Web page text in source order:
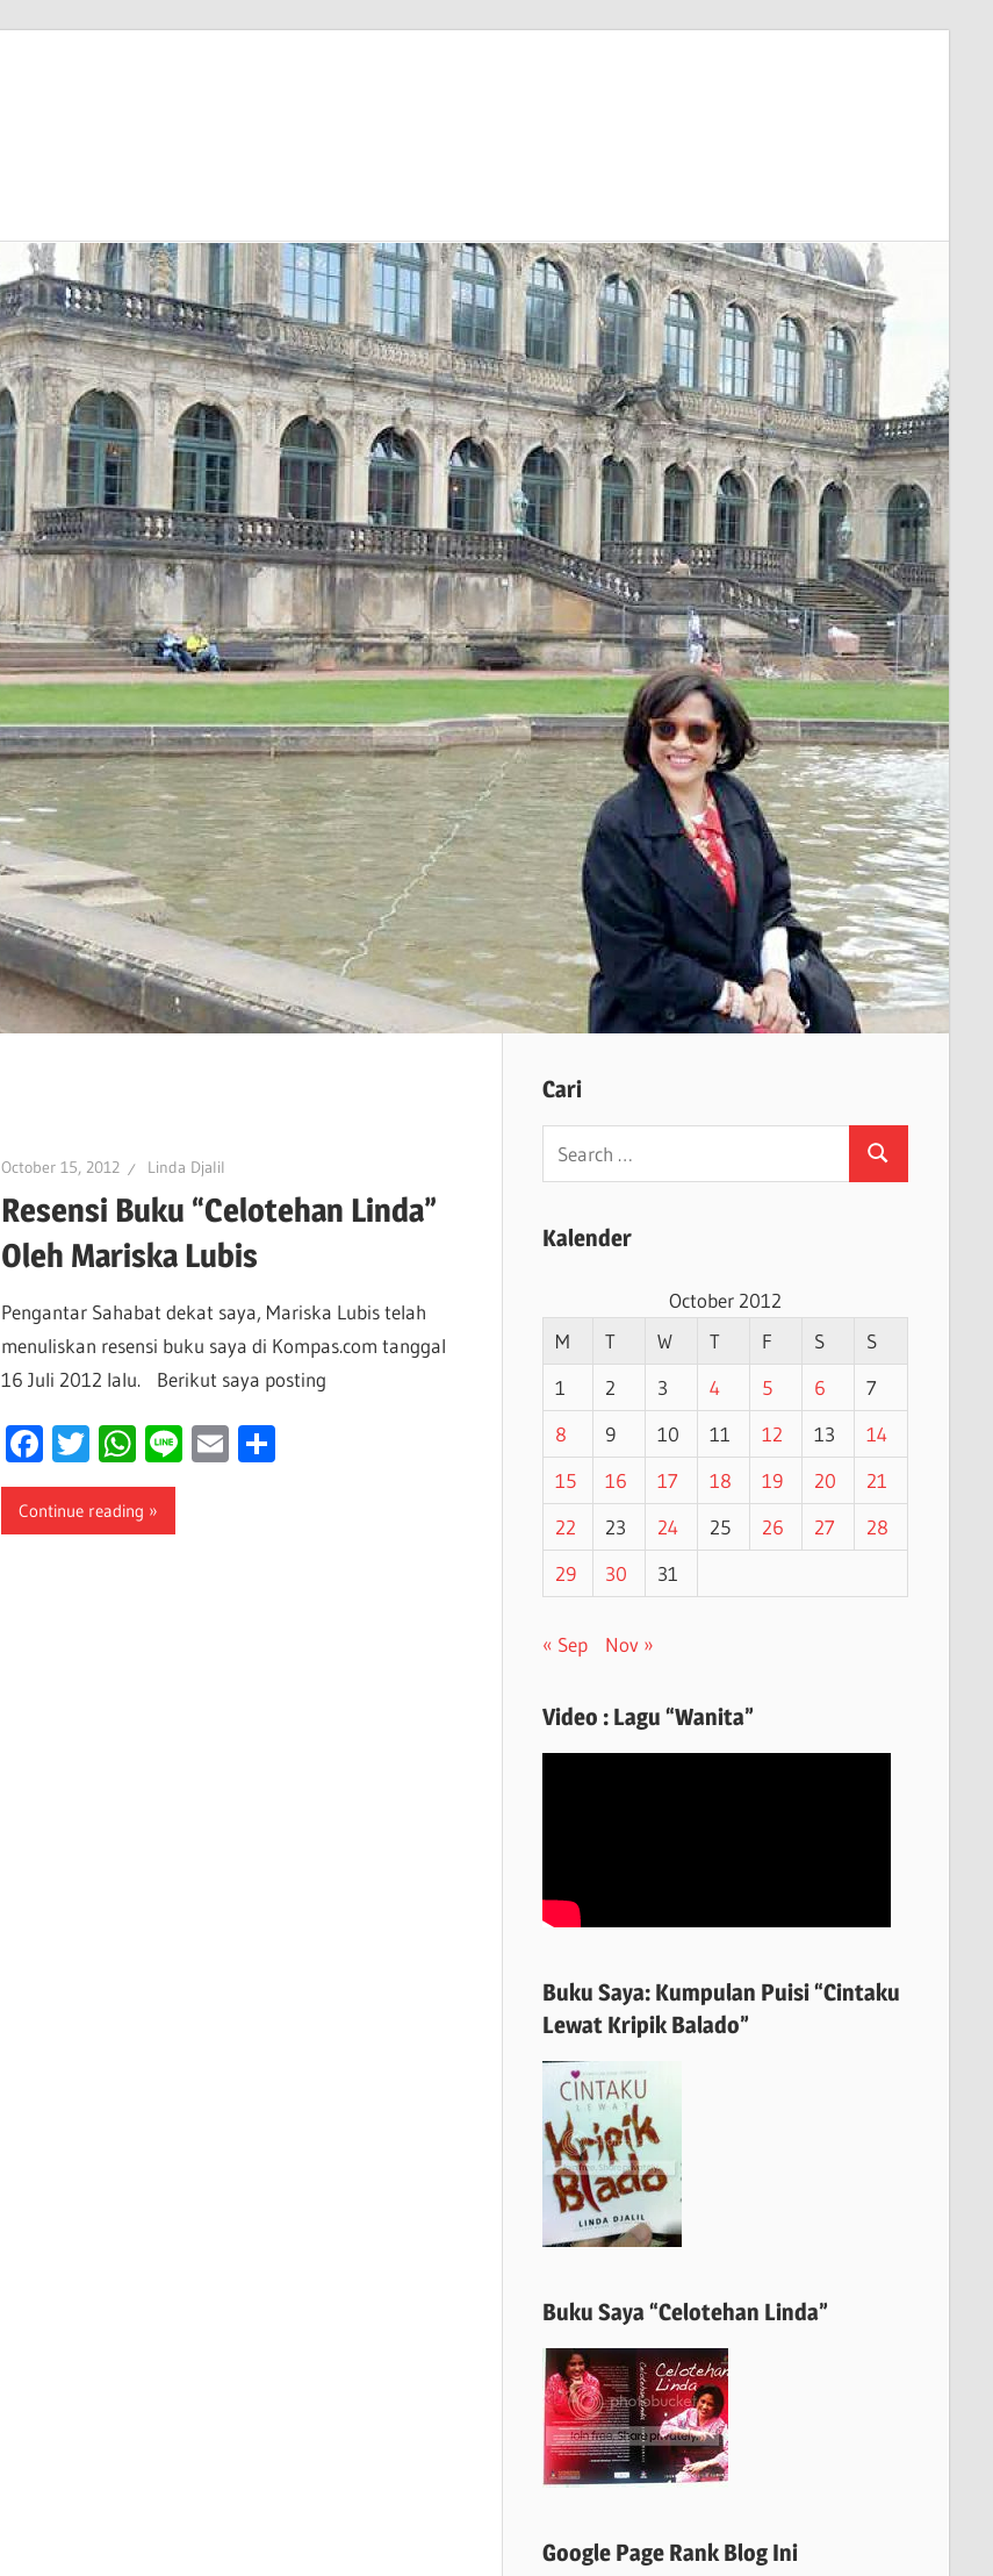
October 15, 2012 Linda Djalil
Resensi Buku “Celotehan Linda”
Oleh Mariska Lubis
Pengantar Sahabat dekat saya, Mariska Lubis telah
menuliskan resensi buku saya di Kompas.com tanggal
16 Juli 2012 lalu. Berikut saya posting
Facebook
Twitter
WhatsApp
LineEmailShare
Continue reading
Cari
Search
Kalender
October 2012
M
T W T F S
S
1
2 3 4 5 6
7
8
9 10 11 12 13
14
15
16 17 18 19 20
21
22
23 24 25 26 27
28
29
30 31
« Sep Nov »
Video : Lagu “Wanita”
Buku Saya: Kumpulan Puisi “Cintaku
Lewat Kripik Balado”
Buku Saya “Celotehan Linda”
Google Page Rank Blog Ini